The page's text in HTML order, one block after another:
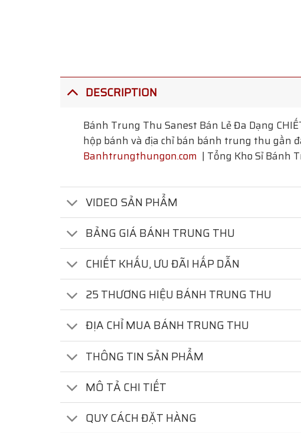
DESCRIPTION
Bánh Trung Thu Sanest Bán Lẻ Đa Dạng
hộp bánh và địa chỉ bán bánh trung thu gần
Banhtrungthungon.com | Tổng Kho Sỉ Bánh
VIDEO SẢN PHẨM
BẢNG GIÁ BÁNH TRUNG THU
CHIẾT KHẤU, ƯU ĐÃI HẤP DẪN
25 THƯƠNG HIỆU BÁNH TRUNG THU
ĐỊA CHỈ MUA BÁNH TRUNG THU
THÔNG TIN SẢN PHẨM
MÔ TẢ CHI TIẾT
QUY CÁCH ĐẶT HÀNG